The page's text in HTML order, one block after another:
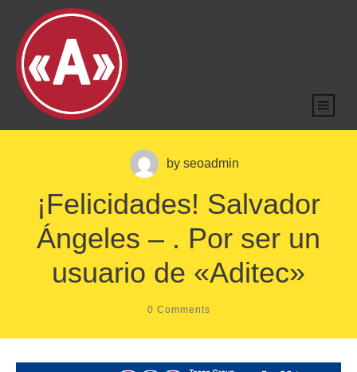
byseoadmin
¡Felicidades! Salvador
Ángeles – . Por ser un
usuario de «Aditec»
0 Comments